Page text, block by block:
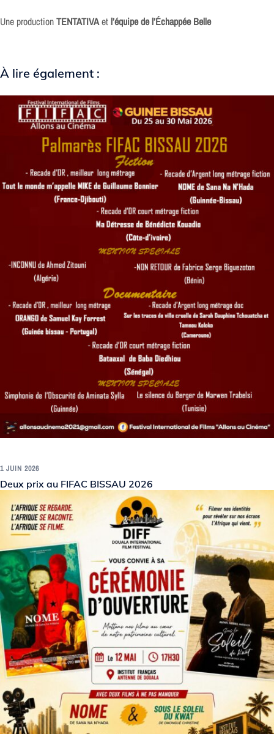
Une productionTENTATIVAetl’équipe de l’Échappée Belle
À lire également :
1 JUIN 2026
Deux prix au FIFAC BISSAU 2026